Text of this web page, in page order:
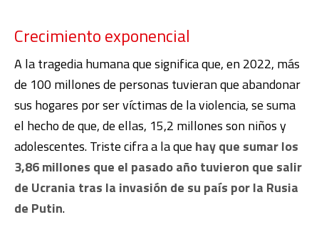
Crecimiento exponencial
A la tragedia humana que significa que, en 2022, más
de 100 millones de personas tuvieran que abandonar
sus hogares por ser víctimas de la violencia, se suma
el hecho de que, de ellas, 15,2 millones son niños y
adolescentes. Triste cifra a la que hay que sumar los
3,86 millones que el pasado año tuvieron que salir
de Ucrania tras la invasión de su país por la Rusia
de Putin.